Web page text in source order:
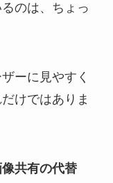
のは、ちょっ
ーに見やすく
けではありま
共有の代替